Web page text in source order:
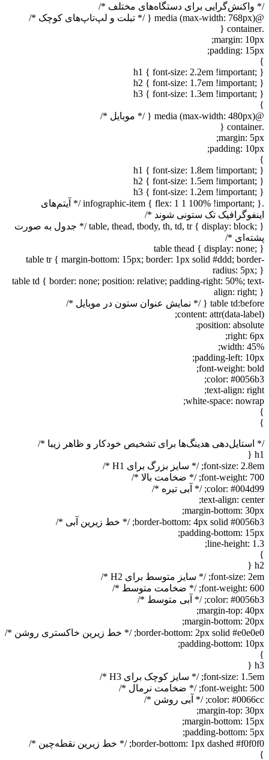
/* واکنش‌گرایی برای دستگاه‌های مختلف */
@media (max-width: 768px) { /* تبلت و لپ‌تاپ‌های کوچک */
.container {
margin: 10px;
padding: 15px;
}
h1 { font-size: 2.2em !important; }
h2 { font-size: 1.7em !important; }
h3 { font-size: 1.3em !important; }
}
@media (max-width: 480px) { /* موبایل */
.container {
margin: 5px;
padding: 10px;
}
h1 { font-size: 1.8em !important; }
h2 { font-size: 1.5em !important; }
h3 { font-size: 1.2em !important; }
.infographic-item { flex: 1 1 100% !important; } /* آیتم‌های
اینفوگرافیک تک ستونی شوند */
table, thead, tbody, th, td, tr { display: block; } /* جدول به صورت
پشته‌ای */
table thead { display: none; }
table tr { margin-bottom: 15px; border: 1px solid #ddd; border-
radius: 5px; }
table td { border: none; position: relative; padding-right: 50%; text-
align: right; }
table td:before { /* نمایش عنوان ستون در موبایل */
content: attr(data-label);
position: absolute;
right: 6px;
width: 45%;
padding-left: 10px;
font-weight: bold;
color: #0056b3;
text-align: right;
white-space: nowrap;
}
}
/* استایل‌دهی هدینگ‌ها برای تشخیص خودکار و ظاهر زیبا */
h1 {
font-size: 2.8em; /* سایز بزرگ برای H1 */
font-weight: 700; /* ضخامت بالا */
color: #004d99; /* آبی تیره */
text-align: center;
margin-bottom: 30px;
border-bottom: 4px solid #0056b3; /* خط زیرین آبی */
padding-bottom: 15px;
line-height: 1.3;
}
h2 {
font-size: 2em; /* سایز متوسط برای H2 */
font-weight: 600; /* ضخامت متوسط */
color: #0056b3; /* آبی متوسط */
margin-top: 40px;
margin-bottom: 20px;
border-bottom: 2px solid #e0e0e0; /* خط زیرین خاکستری روشن */
padding-bottom: 10px;
}
h3 {
font-size: 1.5em; /* سایز کوچک برای H3 */
font-weight: 500; /* ضخامت نرمال */
color: #0066cc; /* آبی روشن */
margin-top: 30px;
margin-bottom: 15px;
padding-bottom: 5px;
border-bottom: 1px dashed #f0f0f0; /* خط زیرین نقطه‌چین */
}